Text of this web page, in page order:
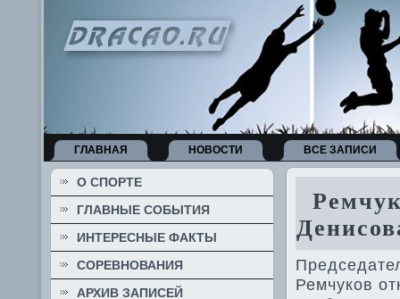
ГЛАВНАЯ НОВОСТИ ВСЕ ЗАПИСИ
О СПОРТЕ
ГЛАВНЫЕ СОБЫТИЯ
ИНТЕРЕСНЫЕ ФАКТЫ
СОРЕВНОВАНИЯ
АРХИВ ЗАПИСЕЙ
Ремчуков